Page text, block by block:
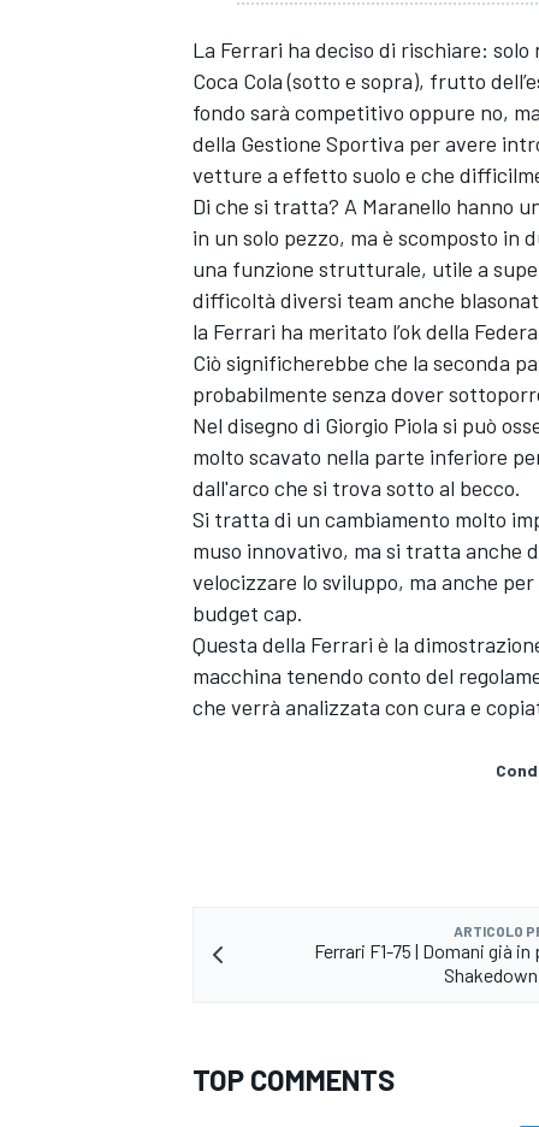
La Ferrari ha deciso di rischiare: solo
Coca Cola (sotto e sopra), frutto
fondo sarà competitivo oppure no,
della Gestione Sportiva per avere
vetture a effetto suolo e che
Di che si tratta? A Maranello hanno
in un solo pezzo, ma è scomposto in
una funzione strutturale, utile a
difficoltà diversi team anche
la Ferrari ha meritato l’ok della
Ciò significherebbe che la seconda
probabilmente senza dover
Nel disegno di Giorgio Piola si può
molto scavato nella parte inferiore
dall'arco che si trova sotto al becco.
Si tratta di un cambiamento molto
muso innovativo, ma si tratta anche
velocizzare lo sviluppo, ma anche
budget cap.
Questa della Ferrari è la
macchina tenendo conto del
che verrà analizzata con cura e
ARTICOLO
Ferrari F1-75 | Domani già
TOP COMMENTS